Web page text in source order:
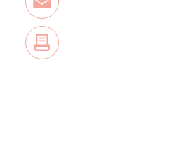
E-Mail